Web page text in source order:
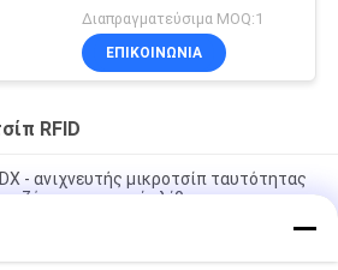
ανιχνευτών μικροτσίπ
ταυτότητας RFID του
ISO
Διαπραγματεύσιμα MOQ:1
ΕΠΙΚΟΙΝΩΝΙΑ
RFID
- ανιχνευτής μικροτσίπ ταυτότητας
μπαταρία λίθιου
μικροτσίπ Khz RFID για το ζωικό